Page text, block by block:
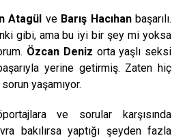
Atagül ve Barış Hacıhanbaşarılı.
gibi, ama bu iyi bir şey mi yoksa
Özcan Deniz orta yaşlı seksi
yerine getirmiş. Zaten hiç
yaşamıyor.
ve sorular karşısında
bakılırsa yaptığı şeyden fazla